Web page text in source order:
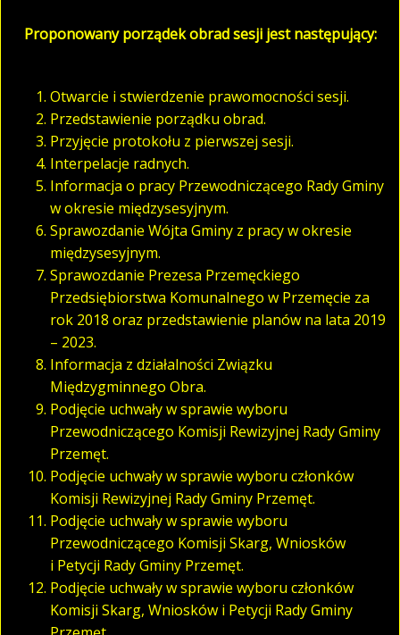
Proponowany porządek obrad sesji jest następujący:
Otwarcie i stwierdzenie prawomocności sesji.
Przedstawienie porządku obrad.
Przyjęcie protokołu z pierwszej sesji.
Interpelacje radnych.
Informacja o pracy Przewodniczącego Rady Gminy
w okresie międzysesyjnym.
Sprawozdanie Wójta Gminy z pracy w okresie
międzysesyjnym.
Sprawozdanie Prezesa Przemęckiego
Przedsiębiorstwa Komunalnego w Przemęcie za
rok 2018 oraz przedstawienie planów na lata 2019
– 2023.
Informacja z działalności Związku
Międzygminnego Obra.
Podjęcie uchwały w sprawie wyboru
Przewodniczącego Komisji Rewizyjnej Rady Gminy
Przemęt.
Podjęcie uchwały w sprawie wyboru członków
Komisji Rewizyjnej Rady Gminy Przemęt.
Podjęcie uchwały w sprawie wyboru
Przewodniczącego Komisji Skarg, Wniosków
i Petycji Rady Gminy Przemęt.
Podjęcie uchwały w sprawie wyboru członków
Komisji Skarg, Wniosków i Petycji Rady Gminy